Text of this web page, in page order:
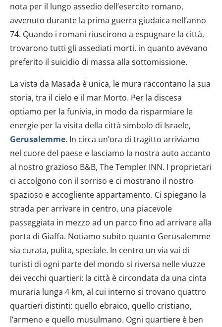
nota per il lungo assedio dell’esercito romano,
avvenuto durante la prima guerra giudaica nell’anno
74. Quando i romani riuscirono a espugnare la città,
trovarono tutti gli assediati morti, in quanto avevano
preferito il suicidio di massa alla sottomissione.
La vista da Masada è unica, le mura raccontano la sua
storia, tra il cielo e il mar Morto. Per la discesa
optiamo per la funivia, in modo da risparmiare le
energie per la visita della città simbolo di Israele,
Gerusalemme. In circa un’ora di tragitto arriviamo
nel cuore del paese e lasciamo la nostra auto accanto
al nostro grazioso B&B, The Templer INN. I proprietari
ci accolgono con il sorriso e ci mostrano il nostro
spazioso e accogliente appartamento. Ci spiegano la
strada per arrivare in centro, una piacevole
passeggiata in mezzo ad un parco fino ad arrivare alla
porta di Giaffa. Notiamo subito quanto Gerusalemme
sia curata, pulita, speciale. In centro un via vai di
turisti di ogni parte del mondo si riversa nelle viuzze
dei vecchi quartieri: la città è circondata da una cinta
muraria lunga 4 km, al cui interno si trovano quattro
quartieri distinti: quello ebraico, quello cristiano,
l’armeno e quello musulmano. Ogni quartiere è ben